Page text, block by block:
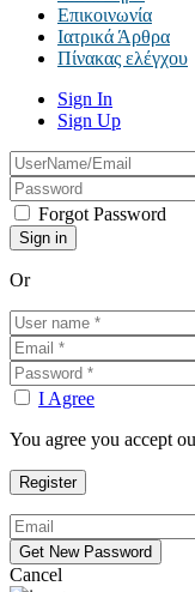
Επικοινωνία
Ιατρικά Άρθρα
Πίνακας ελέγχου
Sign In
Sign Up
Forgot Password
Or
I Agree
You agree you accept
Cancel